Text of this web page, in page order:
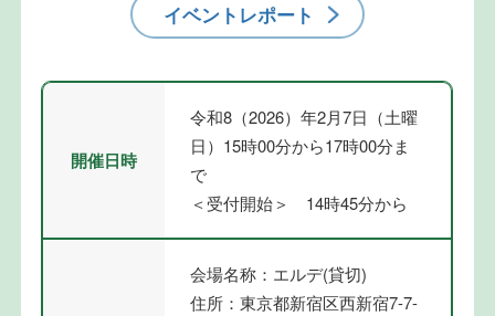
イベントレポート
開催日時
令和8（2026）年2月7日（土曜
日）15時00分から17時00分ま
で
＜受付開始＞ 14時45分から
会場名称：エルデ(貸切)
住所：東京都新宿区西新宿7-7-